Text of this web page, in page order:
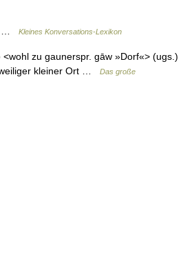
… Kleines Konversations-Lexikon
zu gaunerspr. gāw »Dorf«> (ugs.)
kleiner Ort …
Das große